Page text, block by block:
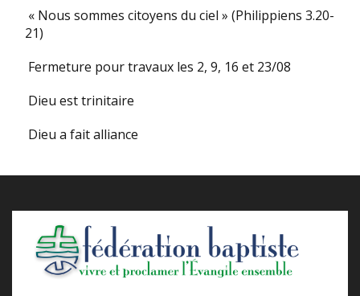
« Nous sommes citoyens du ciel » (Philippiens 3.20-
21)
Fermeture pour travaux les 2, 9, 16 et 23/08
Dieu est trinitaire
Dieu a fait alliance